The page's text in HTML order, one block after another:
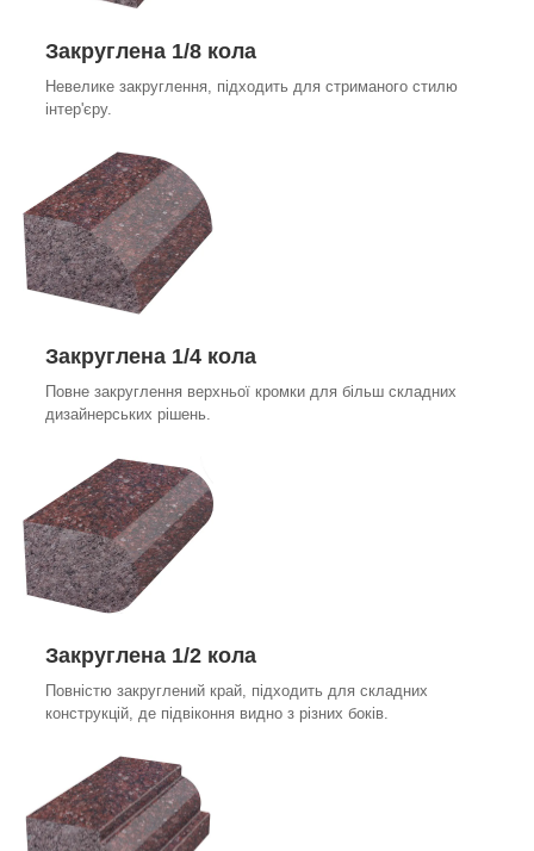
Закруглена 1/8 кола
Невелике закруглення, підходить для стриманого стилю
інтер'єру.
Закруглена 1/4 кола
Повне закруглення верхньої кромки для більш складних
дизайнерських рішень.
Закруглена 1/2 кола
Повністю закруглений край, підходить для складних
конструкцій, де підвіконня видно з різних боків.